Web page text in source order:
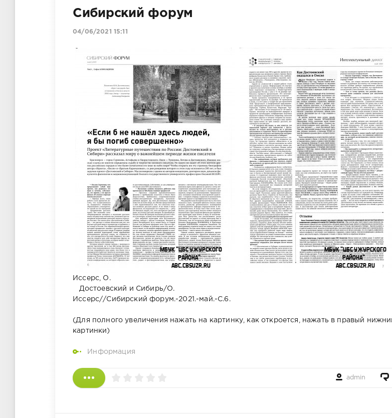
Сибирский форум
04/06/2021 15:11
Иссерс, О.
Достоевский и Сибирь/О.
Иссерс//Сибирский форум.-2021.-май.-С.6.
(Для полного увеличения нажать на картинку, как откроется, нажать в правый
картинки)
Информация
admin